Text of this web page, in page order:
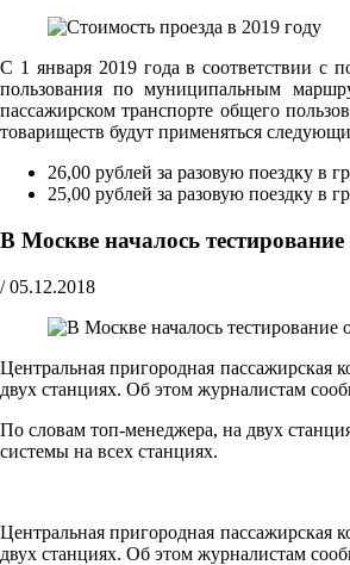
С 1 января 2019 года в соответствии с
пользования по муниципальным
пассажирском транспорте общего
товариществ будут применяться
26,00 рублей за разовую поездку в
25,00 рублей за разовую поездку в
В Москве началось
/ 05.12.2018
Центральная пригородная
двух станциях. Об этом журналистам
По словам топ-менеджера, на двух
системы на всех станциях.
Центральная пригородная
двух станциях. Об этом журналистам